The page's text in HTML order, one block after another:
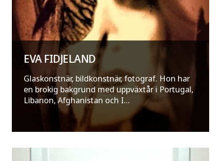
EVA FIDJELAND
Glaskonstnär, bildkonstnär, fotograf. Hon har
en brokig bakgrund med uppväxtår i Portugal,
Libanon, Afghanistan och I...